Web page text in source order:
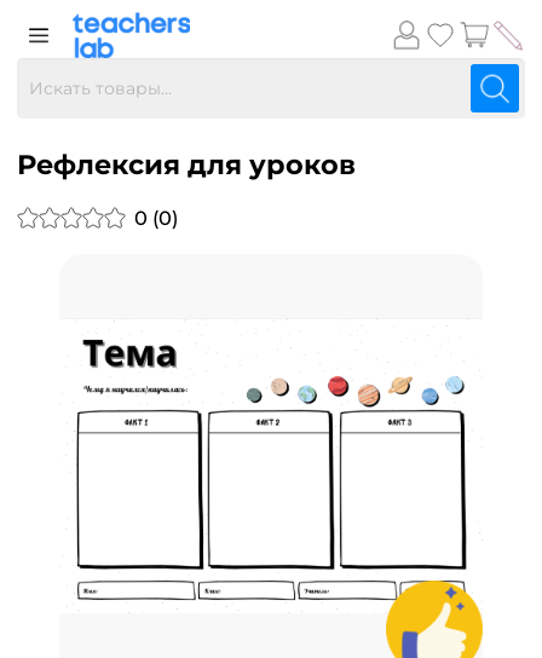
Рефлексия для уроков
0 (0)